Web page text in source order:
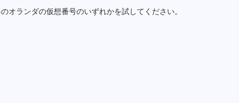
オランダの仮想番号のいずれかを試してください。